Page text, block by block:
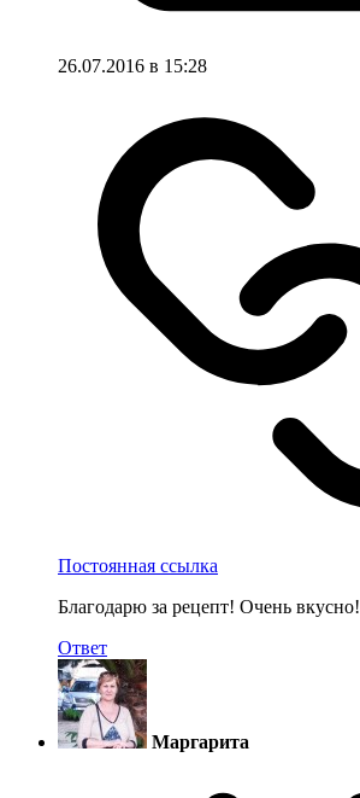
26.07.2016 в 15:28
Постоянная ссылка
Благодарю за рецепт! Очень вкусно!
Ответ
Маргарита